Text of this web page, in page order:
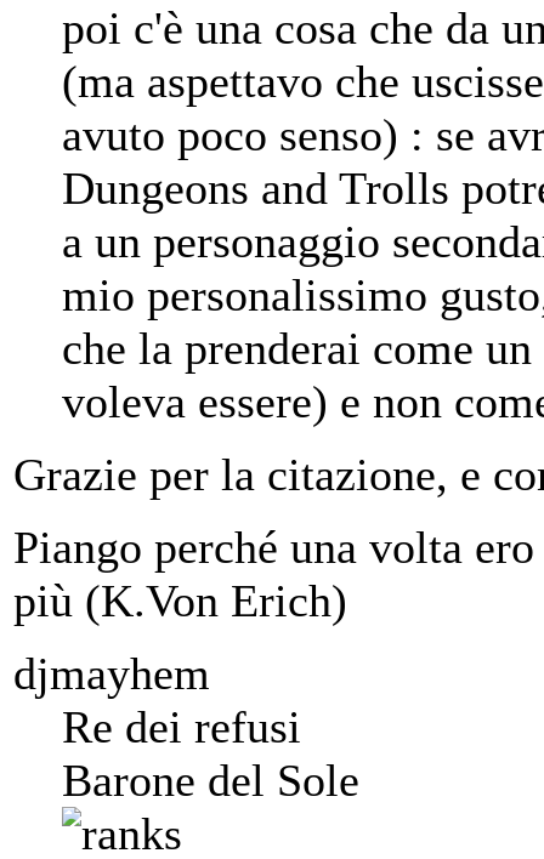
poi c'è una cosa che da
(ma aspettavo che
avuto poco senso) : se
Dungeons and Trolls
a un personaggio
mio personalissimo
che la prenderai come
voleva essere) e non
Grazie per la citazione, e
Piango perché una volta
più (K.Von Erich)
djmayhem
Re dei refusi
Barone del Sole